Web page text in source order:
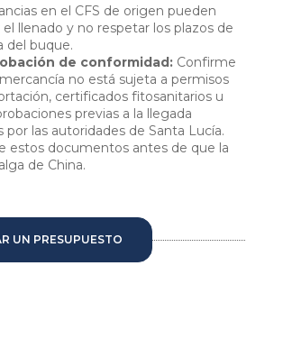
en el CFS de origen pueden
el llenado y no respetar los plazos de
del buque.
de conformidad: Confirme
no está sujeta a permisos
certificados fitosanitarios u
previas a la llegada
por las autoridades de Santa Lucía.
estos documentos antes de que la
de China.
UN PRESUPUESTO